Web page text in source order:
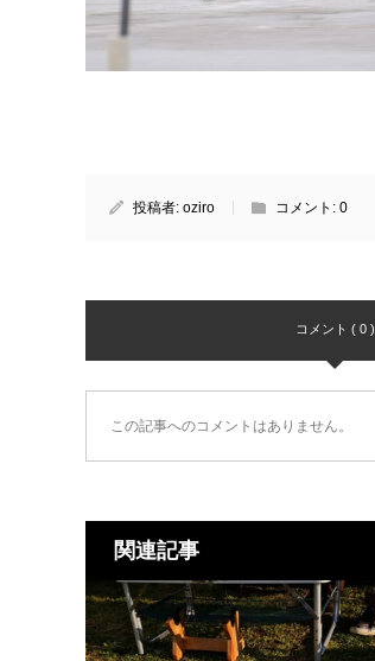
投稿者: oziro コメント: 0
コメント ( 0 )
この記事へのコメントはありません。
関連記事